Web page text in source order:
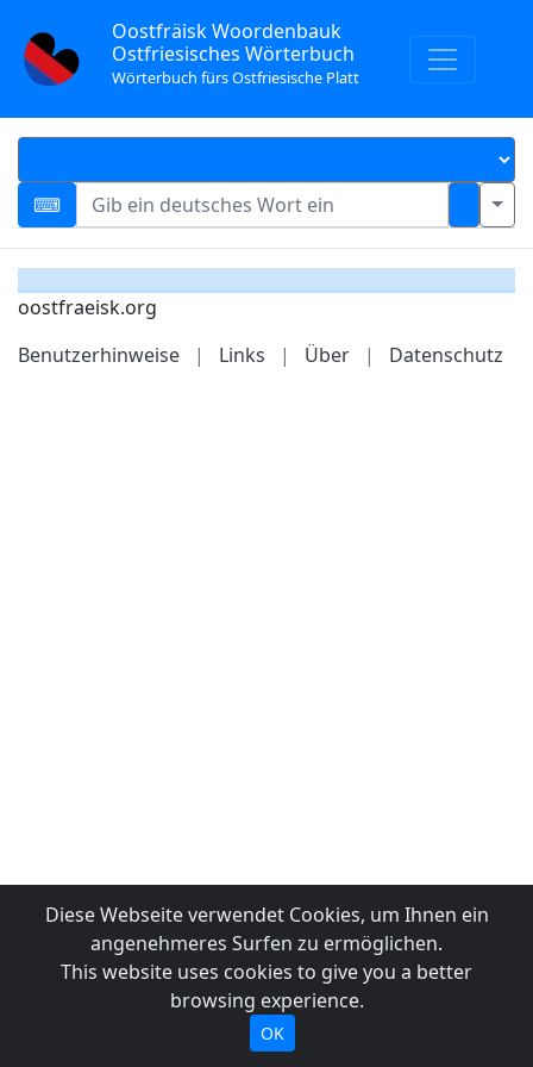
Oostfräisk Woordenbauk
Ostfriesisches Wörterbuch
Wörterbuch fürs Ostfriesische Platt
oostfraeisk.org
Benutzerhinweise
| Links | Über | Datenschutz
Diese Webseite verwendet Cookies, um Ihnen ein
angenehmeres Surfen zu ermöglichen.
This website uses cookies to give you a better
browsing experience.
OK